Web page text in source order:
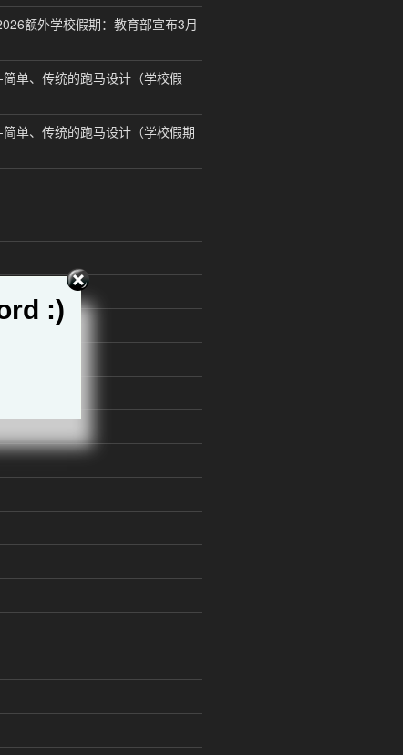
额外学校假期：教育部宣布3月
单、传统的跑马设计（学校假
单、传统的跑马设计（学校假期
:)